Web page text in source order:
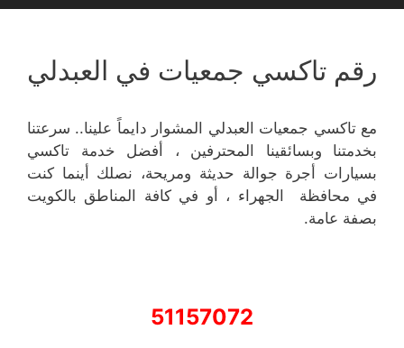
رقم تاكسي جمعيات في العبدلي
مع تاكسي جمعيات العبدلي المشوار دايماً علينا.. سرعتنا
بخدمتنا وبسائقينا المحترفين ، أفضل خدمة تاكسي
بسيارات أجرة جوالة حديثة ومريحة، نصلك أينما كنت
في محافظة الجهراء ، أو في كافة المناطق بالكويت
بصفة عامة.
51157072